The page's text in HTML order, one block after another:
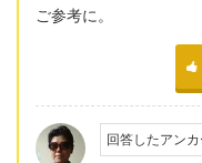
ご参考に。
回答したアン